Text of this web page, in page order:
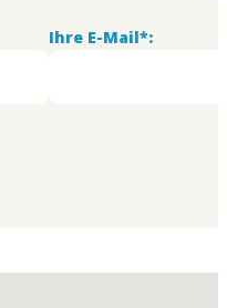
Ihre E-Mail*: